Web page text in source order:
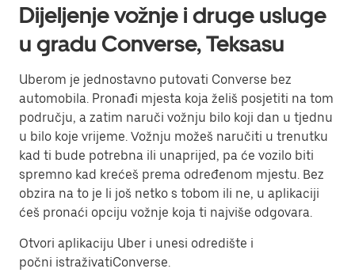
Dijeljenje vožnje i druge usluge
u gradu Converse, Teksasu
Uberom je jednostavno putovati Converse bez
automobila. Pronađi mjesta koja želiš posjetiti na tom
području, a zatim naruči vožnju bilo koji dan u tjednu
u bilo koje vrijeme. Vožnju možeš naručiti u trenutku
kad ti bude potrebna ili unaprijed, pa će vozilo biti
spremno kad krećeš prema određenom mjestu. Bez
obzira na to je li još netko s tobom ili ne, u aplikaciji
ćeš pronaći opciju vožnje koja ti najviše odgovara.
Otvori aplikaciju Uber i unesi odredište i
počni istraživatiConverse.